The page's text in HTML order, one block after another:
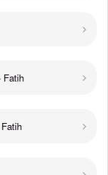
Fatih